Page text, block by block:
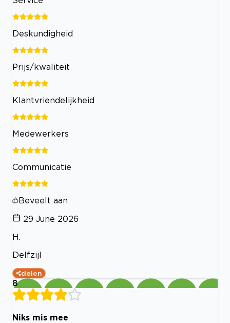
Deskundigheid
Prijs/kwaliteit
Klantvriendelijkheid
Medewerkers
Communicatie
Beveelt aan
29 June 2026
H.
Delfzijl
delen
8
Niks mis mee